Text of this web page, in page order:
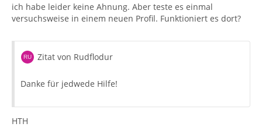
ich habe leider keine Ahnung. Aber teste es einmal
versuchsweise in einem neuen Profil. Funktioniert es dort?
Zitat von Rudflodur
Danke für jedwede Hilfe!
HTH